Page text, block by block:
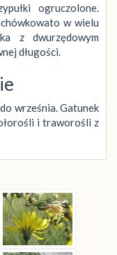
ogruczolone.
w wielu
z dwurzędowym
długości.
września. Gatunek
i traworośli z